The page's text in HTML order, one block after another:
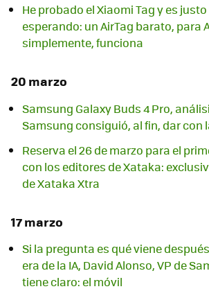
He probado el Xiaomi Tag y es
esperando: un AirTag barato, para
simplemente, funciona
20 marzo
Samsung Galaxy Buds 4 Pro,
Samsung consiguió, al fin, dar con
Reserva el 26 de marzo para el
con los editores de Xataka:
de Xataka Xtra
17 marzo
Si la pregunta es qué viene
era de la IA, David Alonso, VP de
tiene claro: el móvil